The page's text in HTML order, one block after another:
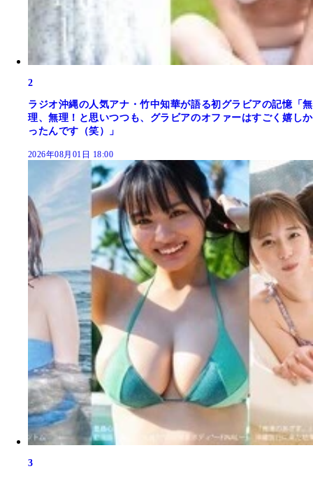
2
ラジオ沖縄の人気アナ・竹中知華が語る初グラビアの記憶「無
理、無理！と思いつつも、グラビアのオファーはすごく嬉しか
ったんです（笑）」
2026年08月01日 18:00
3